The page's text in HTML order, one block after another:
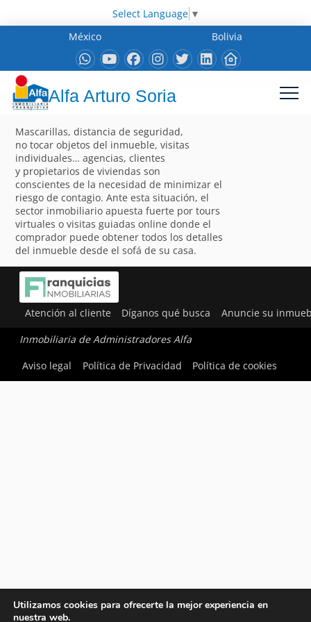
Select Language ▼
México
Bolivia
Alfa Arturo Soria
Mascarillas, distancia de seguridad,
no tocar objetos del inmueble, visitas
individuales… agencias, clientes
y propietarios de viviendas son
conscientes de la necesidad de minimizar el
riesgo de contagio. Ante esta situación, el
sector inmobiliario apuesta fuerte por tours
virtuales o visitas guiadas online donde el
comprador puede obtener todos los detalles
del inmueble desde el sofá de su casa.
Atención al cliente Díganos qué busca Anuncie su
Inmobiliaria de Administradores Alfa
Aviso legal
Política de Privacidad Política de cookies
Utilizamos cookies para ofrecerte la mejor experiencia en
nuestra web.